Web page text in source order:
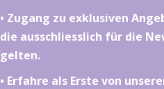
•⁠ ⁠⁠Zugang zu exklusiven
die ausschliesslich für die
gelten.
•⁠ ⁠⁠Erfahre als Erste von